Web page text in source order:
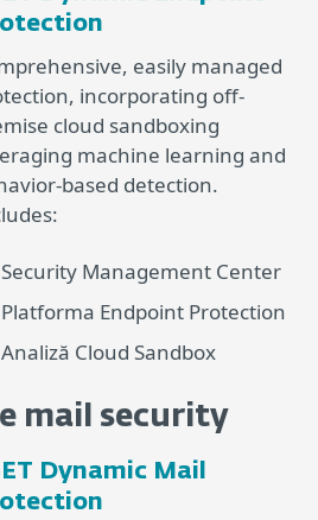
easily managed
incorporating off-
cloud sandboxing
machine learning and
based detection.
Security Management Center
Platforma Endpoint Protection
Analiză Cloud Sandbox
mail security
Dynamic Mail